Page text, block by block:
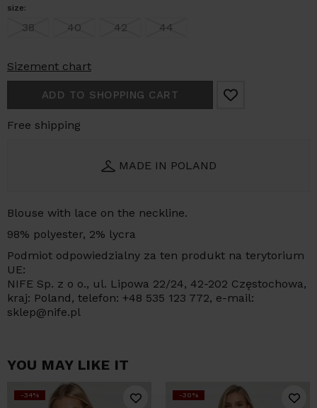
size:
38 40 42 44
Sizement chart
ADD TO SHOPPING CART
Free shipping
MADE IN POLAND
Blouse with lace on the neckline.
98% polyester, 2% lycra
Podmiot odpowiedzialny za ten produkt na terytorium
UE:
NIFE Sp. z o o., ul. Lipowa 22/24, 42-202 Częstochowa,
kraj: Poland, telefon: +48 535 123 772, e-mail:
sklep@nife.pl
YOU MAY LIKE IT
-34% -30%